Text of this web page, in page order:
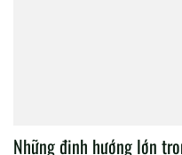
Những định hướng lớn